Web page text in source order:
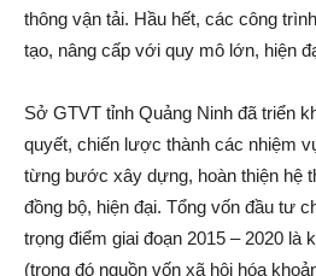
thông vận tải. Hầu hết, các công
tạo, nâng cấp với quy mô lớn, hiện
Sở GTVT tỉnh Quảng Ninh đã triển
quyết, chiến lược thành các nhiệm
từng bước xây dựng, hoàn thiện hệ
đồng bộ, hiện đại. Tổng vốn đầu tư
trọng điểm giai đoạn 2015 – 2020 là
(trong đó nguồn vốn xã hội hóa